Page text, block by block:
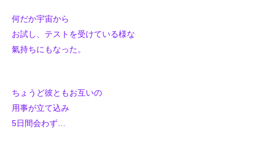
何だか宇宙から
お試し、テストを受けている様な
氣持ちにもなった。
ちょうど彼ともお互いの
用事が立て込み
5日間会わず…